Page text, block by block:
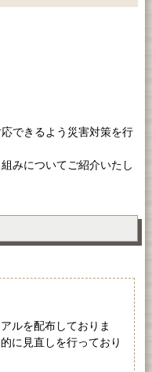
できるよう災害対策を行
みについてご紹介いたし
ルを配布しておりま
に見直しを行っており